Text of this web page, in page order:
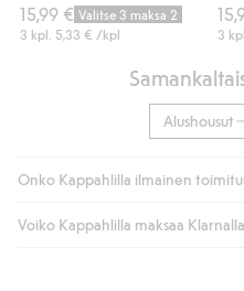
15,99 € Valitse 3 maksa 2
3 kpl. 5,33 € /kpl
3
Alushousut
Onko Kappahlilla ilmainen
Jos olet Kappahl Clubin jäsen,
Voiko Kappahlilla maksaa